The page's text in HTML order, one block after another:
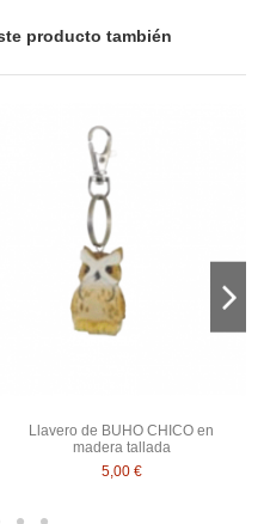
producto también
Llavero de BUHO CHICO en
madera tallada
5,00 €